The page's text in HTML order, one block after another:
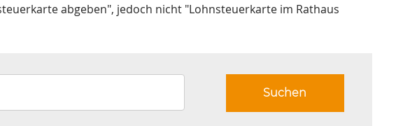
abgeben", jedoch nicht "Lohnsteuerkarte im Rathaus